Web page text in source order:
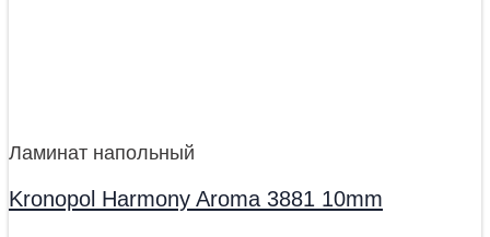
Ламинат напольный
Kronopol Harmony Aroma 3881 10mm